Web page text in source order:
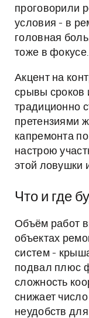
проговорили
условия - в
головная
тоже в фокусе.
Акцент на
срывы сроков
традиционно
претензиями
капремонта
настрою
этой ловушки
Что и где
Объём работ
объектах
систем -
подвал плюс
сложность
снижает
неудобств